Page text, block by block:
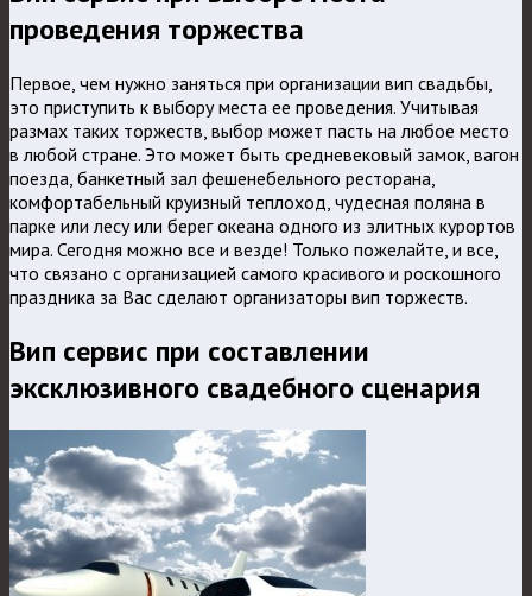
проведения торжества
Первое, чем нужно заняться при организации вип свадьбы,
это приступить к выбору места ее проведения. Учитывая
размах таких торжеств, выбор может пасть на любое место
в любой стране. Это может быть средневековый замок, вагон
поезда, банкетный зал фешенебельного ресторана,
комфортабельный круизный теплоход, чудесная поляна в
парке или лесу или берег океана одного из элитных курортов
мира. Сегодня можно все и везде! Только пожелайте, и все,
что связано с организацией самого красивого и роскошного
праздника за Вас сделают организаторы вип торжеств.
Вип сервис при составлении
эксклюзивного свадебного сценария